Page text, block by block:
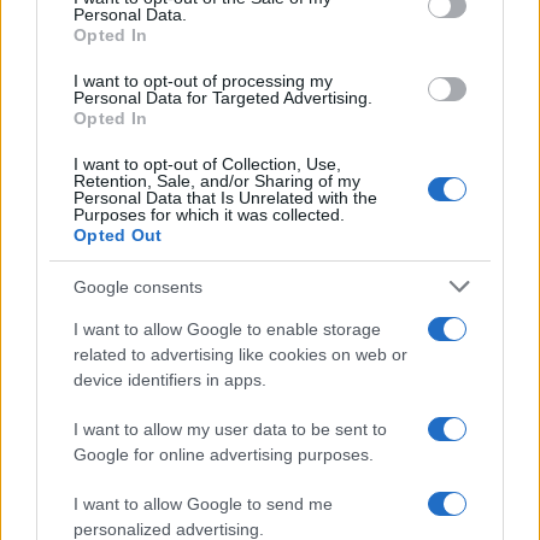
Personal Data.
Opted In
I want to opt-out of processing my
Personal Data for Targeted Advertising.
Opted In
I want to opt-out of Collection, Use,
Retention, Sale, and/or Sharing of my
Personal Data that Is Unrelated with the
Purposes for which it was collected.
Opted Out
Google consents
I want to allow Google to enable storage
related to advertising like cookies on web or
device identifiers in apps.
I want to allow my user data to be sent to
Google for online advertising purposes.
I want to allow Google to send me
personalized advertising.
Αν τα χάσατε
4 λεπτά